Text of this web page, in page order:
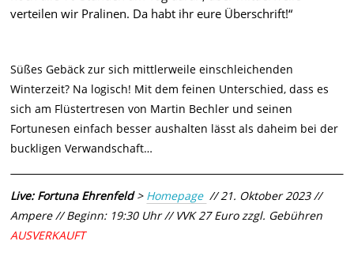
verteilen wir Pralinen. Da habt ihr eure Überschrift!“
Süßes Gebäck zur sich mittlerweile einschleichenden
Winterzeit? Na logisch! Mit dem feinen Unterschied, dass es
sich am Flüstertresen von Martin Bechler und seinen
Fortunesen einfach besser aushalten lässt als daheim bei der
buckligen Verwandschaft…
Live: Fortuna Ehrenfeld> Homepage // 21. Oktober 2023 //
Ampere // Beginn: 19:30 Uhr // VVK 27 Euro zzgl. Gebühren
AUSVERKAUFT